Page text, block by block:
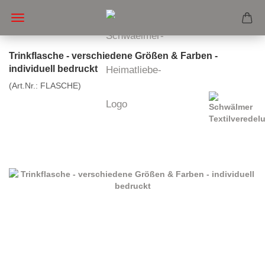
Trinkflasche - verschiedene Größen & Farben -
individuell bedruckt
(Art.Nr.: FLASCHE)